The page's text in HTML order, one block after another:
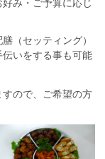
み・ご予算に応じ
（セッティング）
いをする事も可能
ので、ご希望の方